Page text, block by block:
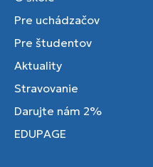
Pre uchádzačov
Pre študentov
Aktuality
Stravovanie
Darujte nám 2%
EDUPAGE